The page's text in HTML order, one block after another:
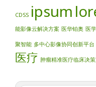
CDSS ipsum
能影像云解决方案 医华铂奥 医
聚智能 多中心影像协同创新平台
医疗 肿瘤精准医疗临床决